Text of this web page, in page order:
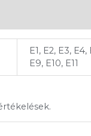
E1, E2, E3,
E9, E10, E11